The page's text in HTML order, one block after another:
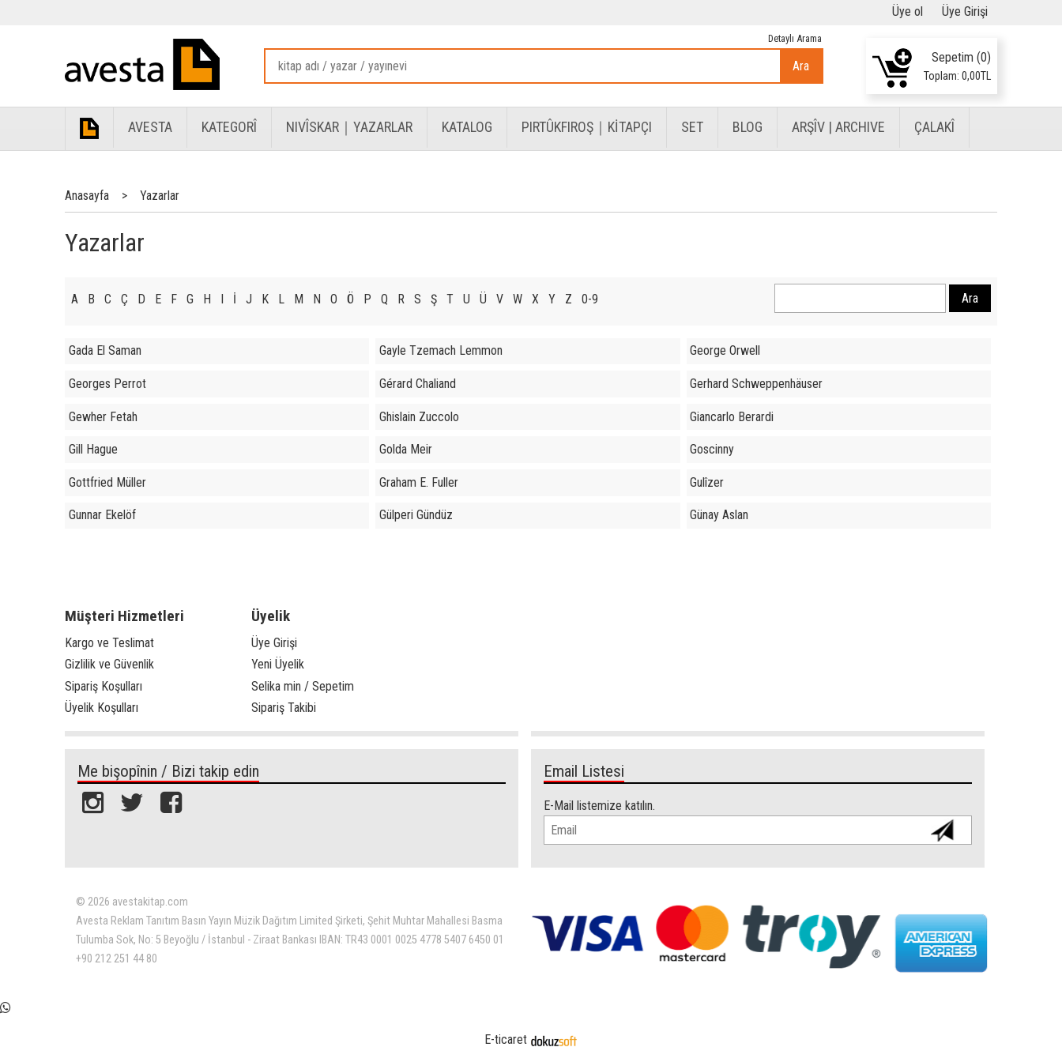
Üye ol Üye Girişi
Ara
Detaylı Arama
Sepetim (0)
Toplam: 0,00TL
AVESTA KATEGORÎ NIVÎSKAR｜YAZARLAR KATALOG PIRTÛKFIROŞ｜KİTAPÇI SET BLOG ARŞÎV | ARCHIVE ÇALAKÎ
Anasayfa > Yazarlar
Yazarlar
A B C Ç D E F G H I İ J K L M N O Ö P Q R S Ş T U Ü V W X Y Z 0-9
Gada El Saman Gayle Tzemach Lemmon George Orwell
Georges Perrot Gérard Chaliand Gerhard Schweppenhäuser
Gewher Fetah Ghislain Zuccolo Giancarlo Berardi
Gill Hague Golda Meir Goscinny
Gottfried Müller Graham E. Fuller Gulîzer
Gunnar Ekelöf Gülperi Gündüz Günay Aslan
Müşteri Hizmetleri
Kargo ve Teslimat
Gizlilik ve Güvenlik
Sipariş Koşulları
Üyelik Koşulları
Üyelik
Üye Girişi
Yeni Üyelik
Selika min / Sepetim
Sipariş Takibi
Me bişopînin / Bizi takip edin Email Listesi
E-Mail listemize katılın.
© 2026 avestakitap.com
Avesta Reklam Tanıtım Basın Yayın Müzik Dağıtım Limited Şirketi, Şehit Muhtar Mahallesi Basma
Tulumba Sok, No: 5 Beyoğlu / İstanbul - Ziraat Bankası IBAN: TR43 0001 0025 4778 5407 6450 01
+90 212 251 44 80
E-ticaret